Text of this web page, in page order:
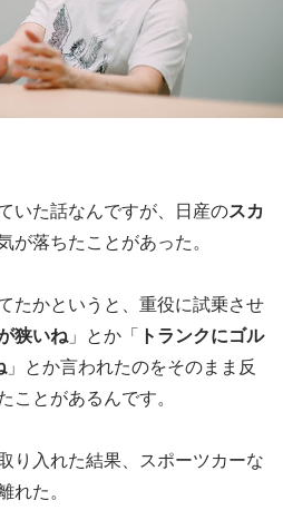
いた話なんですが、日産のスカ
が落ちたことがあった。
たかというと、重役に試乗させ
狭いね」とか「 トランクにゴル
」とか言われたのをそのまま反
とがあるんです。
り入れた結果、スポーツカーな
た。